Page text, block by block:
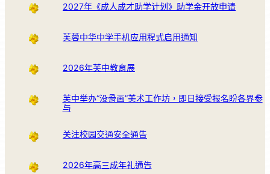
2027年《成人成才助学计划》助学金开放申请
芙蓉中华中学手机应用程式启用通知
2026年芙中教育展
芙中举办“没骨画”美术工作坊，即日接受报名盼各界参
与
关注校园交通安全通告
2026年高三成年礼通告